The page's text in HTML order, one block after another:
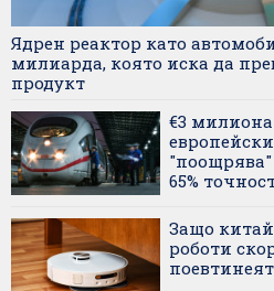
Ядрен реактор като
милиарда, която иска да
продукт
€3
"поощрява"
65%
Защо
роботи
поевтинеят